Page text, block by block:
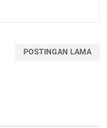
POSTINGAN LAMA